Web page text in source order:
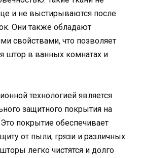
и не выстирываются после
Они также обладают
свойствами, что позволяет
штор в ванных комнатах и
технологией является
защитного покрытия на
покрытие обеспечивает
от пыли, грязи и различных
легко чистятся и долго